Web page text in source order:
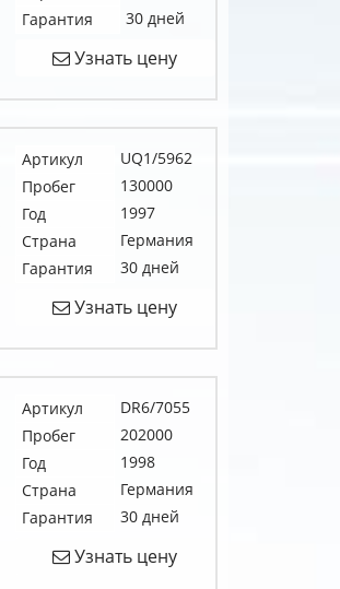
Гарантия
30 дней
Узнать цену
Артикул
UQ1/5962
Пробег
130000
Год
1997
Страна
Германия
Гарантия
30 дней
Узнать цену
Артикул
DR6/7055
Пробег
202000
Год
1998
Страна
Германия
Гарантия
30 дней
Узнать цену